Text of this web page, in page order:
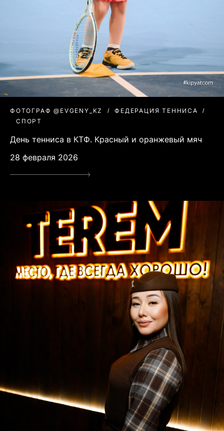
ФОТОГРАФ @EVGENY_KZ
ФЕДЕРАЦИЯ ТЕННИСА
СПОРТ
День тенниса в КТФ. Красный и оранжевый мяч
28 февраля 2026